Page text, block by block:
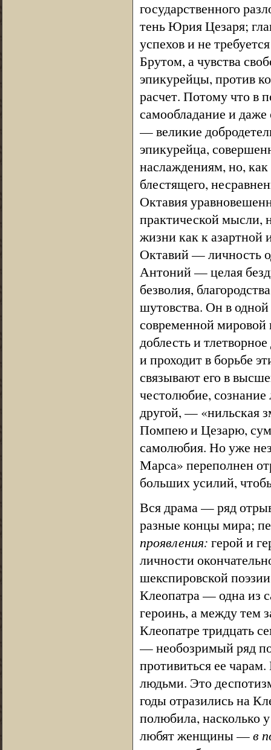
государственного
тень Юрия Цезаря;
успехов и не
Брутом, а чувства
эпикурейцы, против
расчет. Потому что в
самообладание и
— великие
эпикурейца,
наслаждениям, но, как
блестящего,
Октавия
практической мысли,
жизни как к азартной
Октавий — личность
Антоний — целая
безволия,
шутовства. Он в
современной
доблесть и
и проходит в борьбе
связывают его в
честолюбие, сознание
другой, — «нильская
Помпею и Цезарю,
самолюбия. Но уже
Марса» переполнен
больших усилий,
Вся драма — ряд
разные концы мира;
проявления: герой и
личности
шекспировской
Клеопатра — одна из
героинь, а между тем
Клеопатре тридцать
— необозримый ряд
противиться ее
людьми. Это
годы отразились на
полюбила, насколько
любят женщины —в